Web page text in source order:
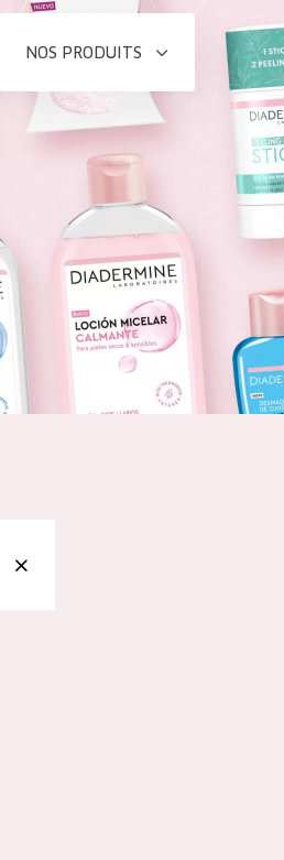
NOS PRODUITS
TYPE DE PRODUIT
Crème de Jour
Crème de Nuit
Crème pour les Yeux
Sérum
Démaquillants